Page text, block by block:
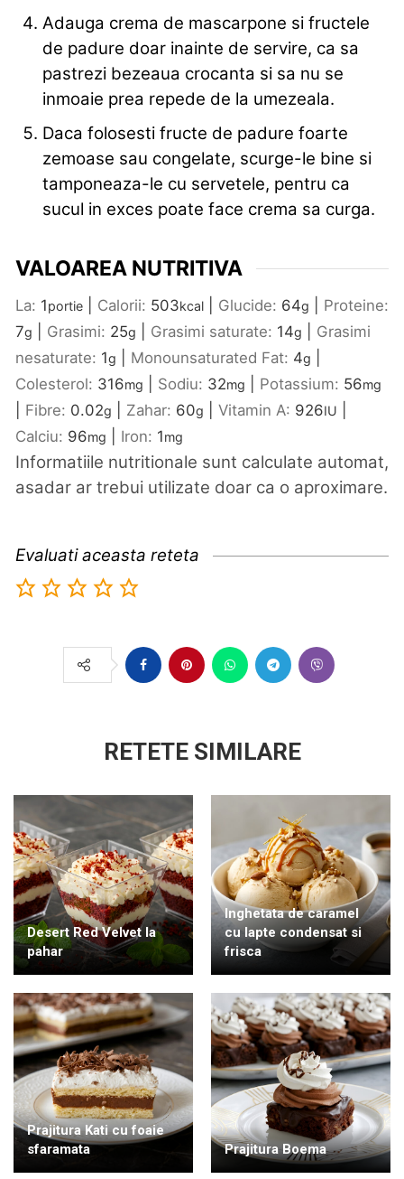
Adauga crema de mascarpone si fructele
de padure doar inainte de servire, ca sa
pastrezi bezeaua crocanta si sa nu se
inmoaie prea repede de la umezeala.
Daca folosesti fructe de padure foarte
zemoase sau congelate, scurge-le bine si
tamponeaza-le cu servetele, pentru ca
sucul in exces poate face crema sa curga.
VALOAREA NUTRITIVA
La: 1portie Calorii: 503kcal Glucide: 64g
Proteine:
7g Grasimi: 25g Grasimi saturate: 14g
Grasimi
nesaturate: 1g Monounsaturated Fat: 4g
Colesterol: 316mg Sodiu: 32mg Potassium: 56mg
Fibre: 0.02g Zahar: 60g Vitamin A: 926IU
Calciu: 96mg Iron: 1mg
Informatiile nutritionale sunt calculate automat,
asadar ar trebui utilizate doar ca o aproximare.
Evaluati aceasta reteta
RETETE SIMILARE
Desert Red Velvet la
pahar
Inghetata de caramel
cu lapte condensat si
frisca
Prajitura Kati cu foaie
sfaramata
Prajitura Boema